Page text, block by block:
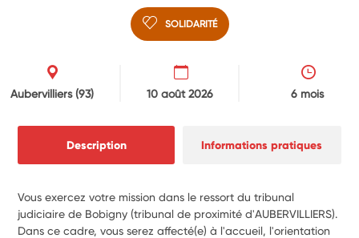
SOLIDARITÉ
Aubervilliers(93) 10 août 2026 6 mois
Description Informations pratiques
Vous exercez votre mission dans le ressort du tribunal
judiciaire de Bobigny (tribunal de proximité d'AUBERVILLIERS).
Dans ce cadre, vous serez affecté(e) à l'accueil, l'orientation